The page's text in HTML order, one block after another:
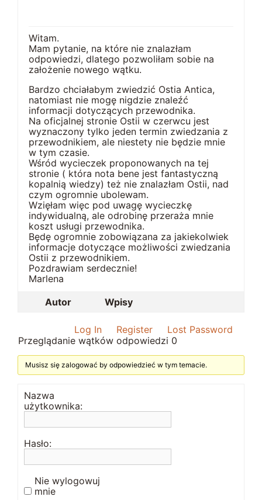
Witam.
Mam pytanie, na które nie znalazłam
odpowiedzi, dlatego pozwoliłam sobie na
założenie nowego wątku.
Bardzo chciałabym zwiedzić Ostia Antica,
natomiast nie mogę nigdzie znaleźć
informacji dotyczących przewodnika.
Na oficjalnej stronie Ostii w czerwcu jest
wyznaczony tylko jeden termin zwiedzania z
przewodnikiem, ale niestety nie będzie mnie
w tym czasie.
Wśród wycieczek proponowanych na tej
stronie ( która nota bene jest fantastyczną
kopalnią wiedzy) też nie znalazłam Ostii, nad
czym ogromnie ubolewam.
Wzięłam więc pod uwagę wycieczkę
indywidualną, ale odrobinę przeraża mnie
koszt usługi przewodnika.
Będę ogromnie zobowiązana za jakiekolwiek
informacje dotyczące możliwości zwiedzania
Ostii z przewodnikiem.
Pozdrawiam serdecznie!
Marlena
Autor
Wpisy
Log In Register
Lost Password
Przeglądanie wątków odpowiedzi 0
Musisz się zalogować by odpowiedzieć w tym temacie.
Nazwa
użytkownika:
Hasło:
Nie wylogowuj
mnie